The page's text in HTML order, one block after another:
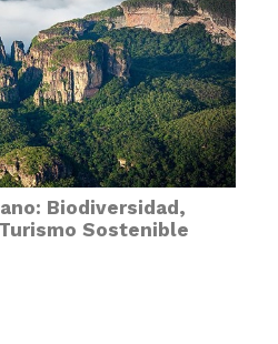
Biodiversidad,
Sostenible